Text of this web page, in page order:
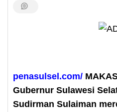
penasulsel.com/
Gubernur Sulawesi
Sudirman Sulaiman